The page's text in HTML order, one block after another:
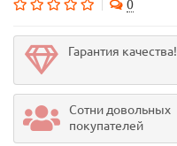
0
Гарантия качества!
Сотни довольных
покупателей